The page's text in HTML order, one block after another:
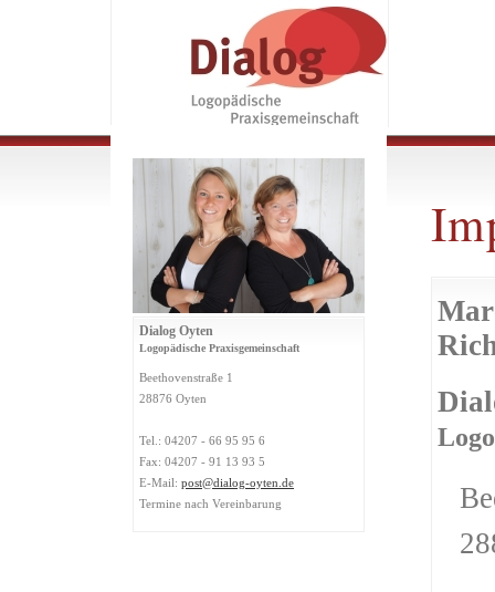
Dialog Oyten
Logopädische Praxisgemeinschaft
Beethovenstraße 1
28876 Oyten
Tel.: 04207 - 66 95 95 6
Fax: 04207 - 91 13 93 5
E-Mail: post@dialog-oyten.de
Termine nach Vereinbarung